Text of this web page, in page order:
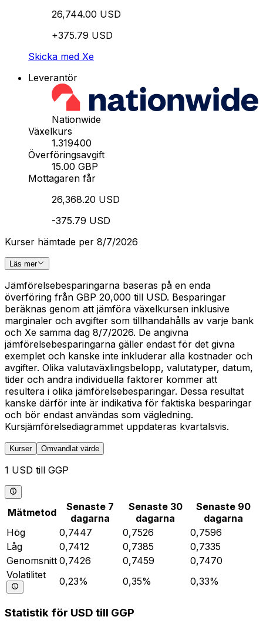
26,744.00 USD
+375.79 USD
Skicka med Xe
Leverantör
Nationwide
Växelkurs
1.319400
Överföringsavgift
15.00 GBP
Mottagaren får
26,368.20 USD
-375.79 USD
Kurser hämtade per 8/7/2026
Läs mer
Jämförelsebesparingarna baseras på en enda
överföring från GBP 20,000 till USD. Besparingar
beräknas genom att jämföra växelkursen inklusive
marginaler och avgifter som tillhandahålls av varje bank
och Xe samma dag 8/7/2026. De angivna
jämförelsebesparingarna gäller endast för det givna
exemplet och kanske inte inkluderar alla kostnader och
avgifter. Olika valutaväxlingsbelopp, valutatyper, datum,
tider och andra individuella faktorer kommer att
resultera i olika jämförelsebesparingar. Dessa resultat
kanske därför inte är indikativa för faktiska besparingar
och bör endast användas som vägledning.
Kursjämförelsediagrammet uppdateras kvartalsvis.
Kurser Omvandlat värde
1 USD till GGP
Mätmetod
Senaste 7
dagarna
Senaste 30
dagarna
Senaste 90
dagarna
Hög
0,7447 0,7526
0,7596
Låg
0,7412 0,7385
0,7335
Genomsnitt 0,7426 0,7459
0,7470
Volatilitet
0,23% 0,35% 0,33%
Statistik för USD till GGP